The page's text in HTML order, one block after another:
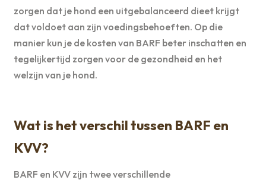
zorgen dat je hond een uitgebalanceerd dieet krijgt
dat voldoet aan zijn voedingsbehoeften. Op die
manier kun je de kosten van BARF beter inschatten en
tegelijkertijd zorgen voor de gezondheid en het
welzijn van je hond.
Wat is het verschil tussen BARF en
KVV?
BARF en KVV zijn twee verschillende